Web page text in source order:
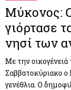
Μύκονος:
γιόρτασε
νησί των
Με την
Σαββατοκύριακο ο
γενέθλια. Ο